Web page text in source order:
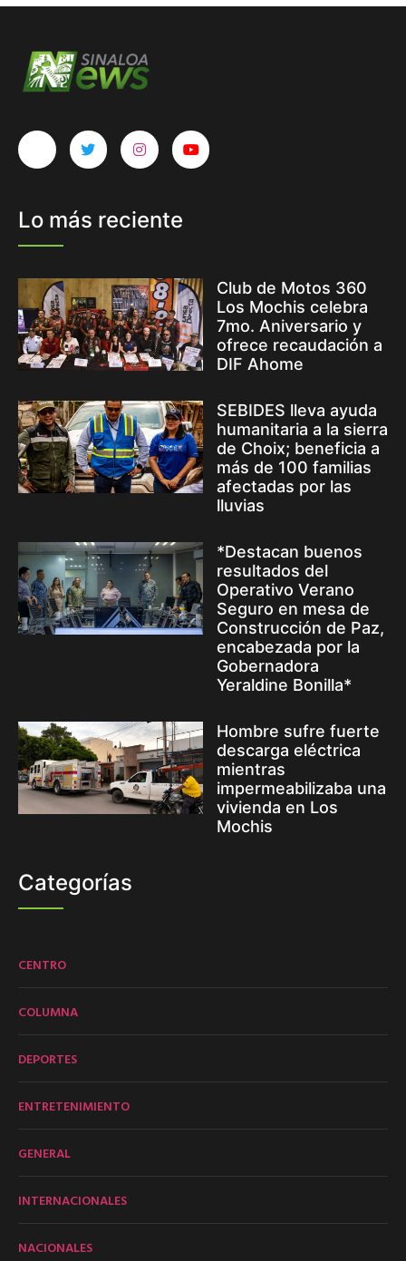
Lo más reciente
Club de Motos 360
Los Mochis celebra
7mo. Aniversario y
ofrece recaudación a
DIF Ahome
SEBIDES lleva ayuda
humanitaria a la sierra
de Choix; beneficia a
más de 100 familias
afectadas por las
lluvias
*Destacan buenos
resultados del
Operativo Verano
Seguro en mesa de
Construcción de Paz,
encabezada por la
Gobernadora
Yeraldine Bonilla*
Hombre sufre fuerte
descarga eléctrica
mientras
impermeabilizaba una
vivienda en Los
Mochis
Categorías
CENTRO
COLUMNA
DEPORTES
ENTRETENIMIENTO
GENERAL
INTERNACIONALES
NACIONALES